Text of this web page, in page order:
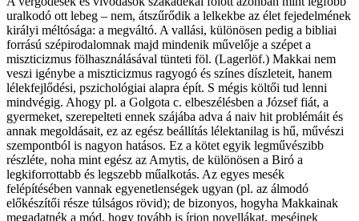
uralkodó ott lebeg – nem, átszűrődik a lelkekbe az élet fejedelmének
királyi méltósága: a megváltó. A vallási, különösen pedig a bibliai
forrású szépirodalomnak majd mindenik művelője a szépet a
miszticizmus fölhasználásával tünteti föl. (Lagerlöf.) Makkai nem
veszi igénybe a miszticizmus ragyogó és színes díszleteit, hanem
lélekfejlődési, pszichológiai alapra épít. S mégis költői tud lenni
mindvégig. Ahogy pl. a Golgota c. elbeszélésben a József fiát, a
gyermeket, szerepelteti ennek szájába adva á naiv hit problémáit és
annak megoldásait, ez az egész beállítás lélektanilag is hű, művészi
szempontból is nagyon hatásos. Ez a kötet egyik legművészibb
részléte, noha mint egész az Amytis, de különösen a Biró a
legkiforrottabb és legszebb műalkotás. Az egyes mesék
felépítésében vannak egyenetlenségek ugyan (pl. az álmodó
előkészítői része túlságos rövid); de bizonyos, hogyha Makkainak
megadatnék a mód, hogy tovább is írjon novellákat, meséinek